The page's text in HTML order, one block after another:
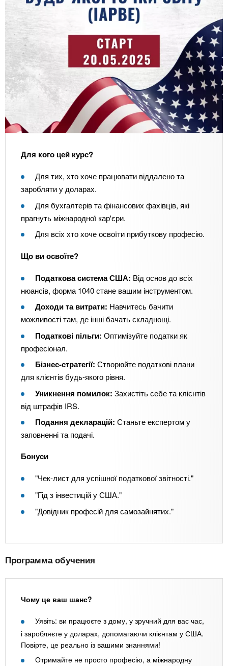
Для кого цей курс?
Для тих, хто хоче працювати віддалено та
заробляти у доларах.
Для бухгалтерів та фінансових фахівців, які
прагнуть міжнародної кар'єри.
Для всіх хто хоче освоїти прибуткову професію.
Що ви освоїте?
Податкова система США: Від основ до всіх
нюансів, форма 1040 стане вашим інструментом.
Доходи та витрати: Навчитесь бачити
можливості там, де інші бачать складнощі.
Податкові пільги: Оптимізуйте податки як
професіонал.
Бізнес-стратегії: Створюйте податкові плани
для клієнтів будь-якого рівня.
Уникнення помилок: Захистіть себе та клієнтів
від штрафів IRS.
Подання декларацій: Станьте експертом у
заповненні та подачі.
Бонуси
"Чек-лист для успішної податкової звітності."
"Гід з інвестицій у США."
"Довідник професій для самозайнятих."
Программа обучения
Чому це ваш шанс?
Уявіть: ви працюєте з дому, у зручний для вас час,
і заробляєте у доларах, допомагаючи клієнтам у США.
Повірте, це реально із вашими знаннями!
Отримайте не просто професію, а міжнародну